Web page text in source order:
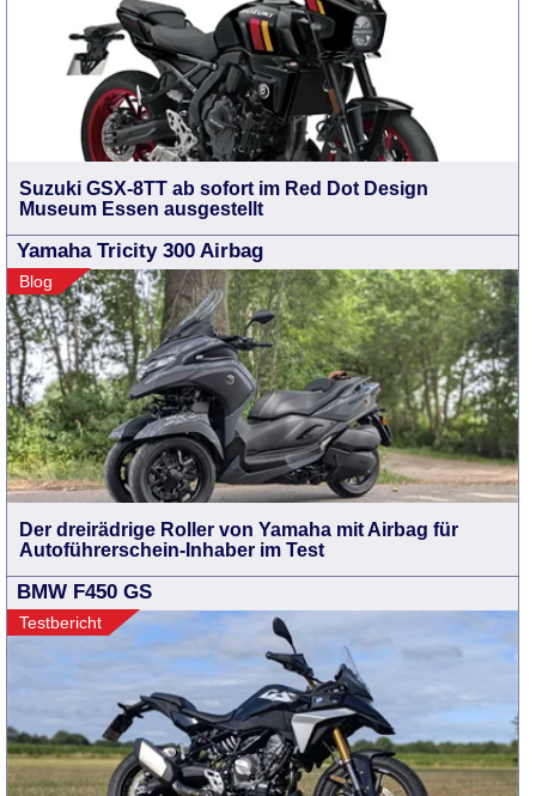
Suzuki GSX-8TT ab sofort im Red Dot Design
Museum Essen ausgestellt
Yamaha Tricity 300 Airbag
Blog
Der dreirädrige Roller von Yamaha mit Airbag für
Autoführerschein-Inhaber im Test
BMW F450 GS
Testbericht